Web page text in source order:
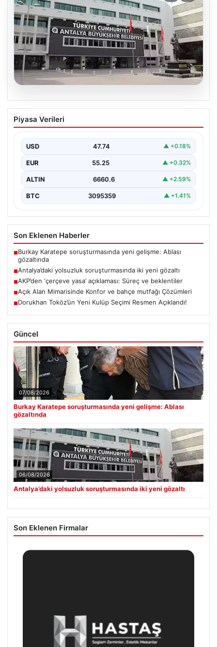
Antalya’daki yolsuzluk soruşturmasında
iki yeni gözaltı
Piyasa Verileri
USD 47.74 ▲ +0.18%
EUR 55.25 ▲ +0.32%
ALTIN 6660.6 ▲ +2.59%
BTC 3095359 ▲ +1.41%
Son Eklenen Haberler
■Burkay Karatepe soruşturmasında yeni gelişme: Ablası
gözaltında
■Antalya’daki yolsuzluk soruşturmasında iki yeni gözaltı
■AKP’den ‘çerçeve yasa’ açıklaması: Süreç ve beklentiler
■Açık Alan Mimarisinde Konfor ve bahçe mutfağı Çözümleri
■Dorukhan Toköz’ün Yeni Kulüp Seçimi Resmen Açıklandı!
Güncel
07/08/2026
Burkay Karatepe soruşturmasında yeni gelişme: Ablası
gözaltında
06/08/2026
Antalya’daki yolsuzluk soruşturmasında iki yeni gözaltı
Son Eklenen Firmalar